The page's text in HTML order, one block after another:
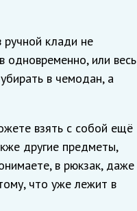
ручной клади не
одновременно, или весь
в чемодан, а
взять с собой ещё
другие предметы,
в рюкзак, даже
что уже лежит в